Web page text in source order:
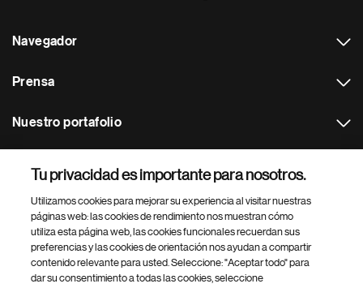
Navegador
Prensa
Nuestro portafolio
Footer Site Search
Tu privacidad es importante para nosotros.
Utilizamos cookies para mejorar su experiencia al visitar nuestras
páginas web: las cookies de rendimiento nos muestran cómo
utiliza esta página web, las cookies funcionales recuerdan sus
preferencias y las cookies de orientación nos ayudan a compartir
contenido relevante para usted. Seleccione: "Aceptar todo" para
dar su consentimiento a todas las cookies, seleccione